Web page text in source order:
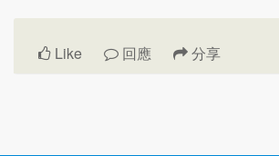
Like 回應 分享